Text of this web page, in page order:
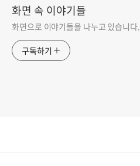
화면 속 이야기들
화면으로 이야기들을 나누고 있습니다.
구독하기